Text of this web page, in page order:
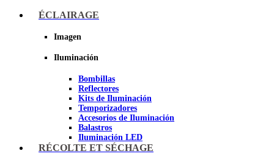
Imagen
ÉCLAIRAGE
Imagen
Iluminación
Bombillas
Reflectores
Kits de Iluminación
Temporizadores
Accesorios de Iluminación
Balastros
Iluminación LED
Iluminación LEC
RÉCOLTE ET SÉCHAGE